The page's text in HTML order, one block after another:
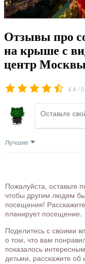
Отзывы про
на крыше с
центр Москвы
4.4 / 5
Лучшие
Пожалуйста, оставьте
чтобы другим людям
посещения!
планирует посещение.
Поделитесь с своими
о том, что вам
показалось
детьми, расскажите об